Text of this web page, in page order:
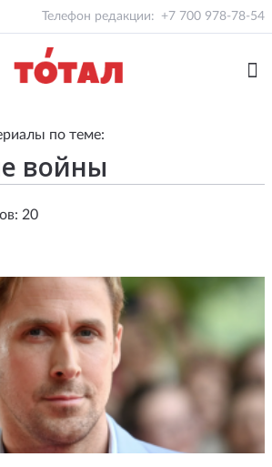
Телефон редакции: +7 700 978-78-54
по теме:
20